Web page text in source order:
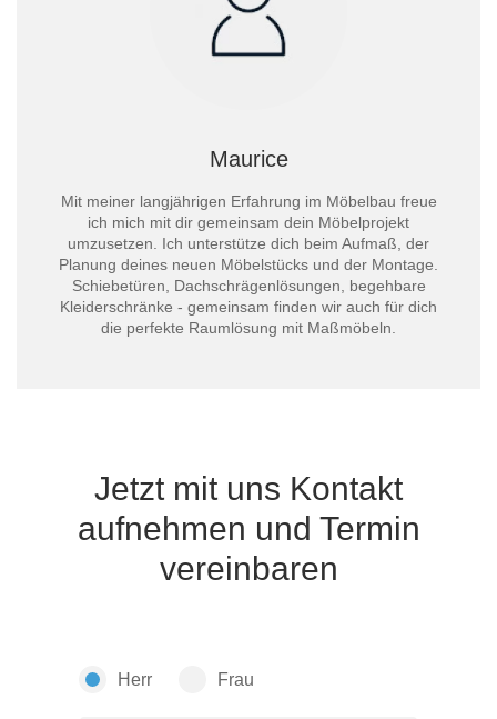
Maurice
Mit meiner langjährigen Erfahrung im Möbelbau freue
ich mich mit dir gemeinsam dein Möbelprojekt
umzusetzen. Ich unterstütze dich beim Aufmaß, der
Planung deines neuen Möbelstücks und der Montage.
Schiebetüren, Dachschrägenlösungen, begehbare
Kleiderschränke - gemeinsam finden wir auch für dich
die perfekte Raumlösung mit Maßmöbeln.
Jetzt mit uns Kontakt
aufnehmen und Termin
vereinbaren
Herr Frau